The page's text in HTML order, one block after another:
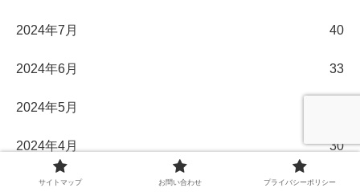
2024年7月 40
2024年6月 33
2024年5月
2024年4月 30
2024年3月 32
サイトマップ お問い合わせ プライバシーポリシー